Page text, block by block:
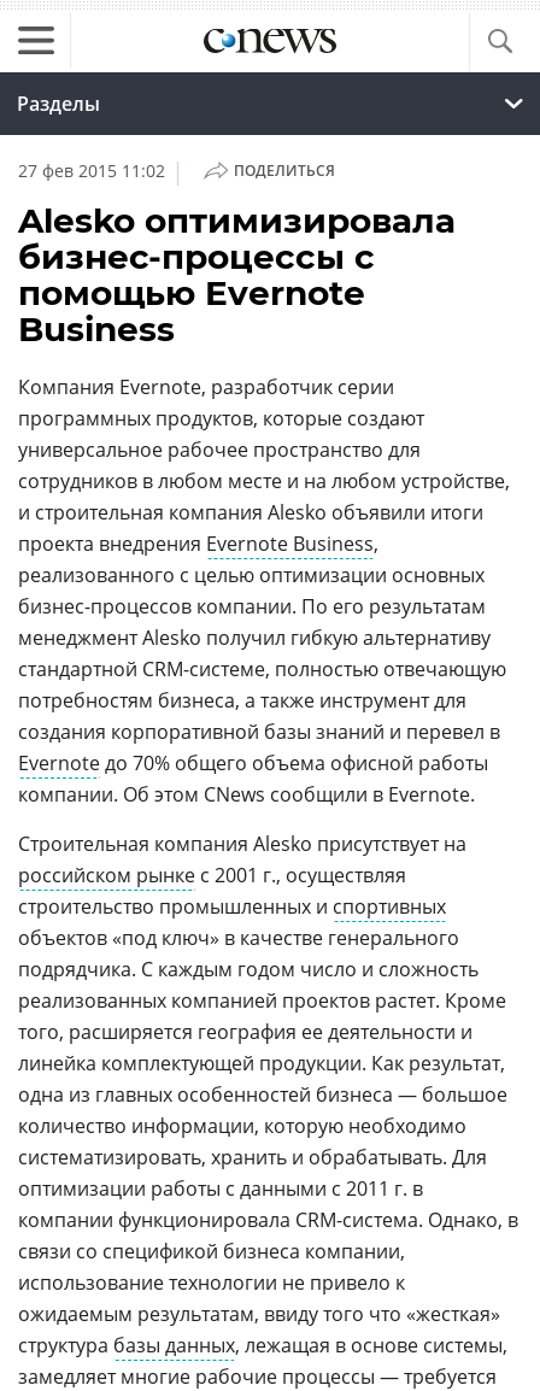
Разделы
27 фев 2015 11:02 | ПОДЕЛИТЬСЯ
Alesko оптимизировала
бизнес-процессы с
помощью Evernote
Business
Компания Evernote, разработчик серии
программных продуктов, которые создают
универсальное рабочее пространство для
сотрудников в любом месте и на любом устройстве,
и строительная компания Alesko объявили итоги
проекта внедрения Evernote Business,
реализованного с целью оптимизации основных
бизнес-процессов компании. По его результатам
менеджмент Alesko получил гибкую альтернативу
стандартной CRM-системе, полностью отвечающую
потребностям бизнеса, а также инструмент для
создания корпоративной базы знаний и перевел в
Evernoteдо 70% общего объема офисной работы
компании. Об этом CNews сообщили в Evernote.
Строительная компания Alesko присутствует на
российском рынке с 2001 г., осуществляя
строительство промышленных и спортивных
объектов «под ключ» в качестве генерального
подрядчика. С каждым годом число и сложность
реализованных компанией проектов растет. Кроме
того, расширяется география ее деятельности и
линейка комплектующей продукции. Как результат,
одна из главных особенностей бизнеса — большое
количество информации, которую необходимо
систематизировать, хранить и обрабатывать. Для
оптимизации работы с данными c 2011 г. в
компании функционировала CRM-система. Однако, в
связи со спецификой бизнеса компании,
использование технологии не привело к
ожидаемым результатам, ввиду того что «жесткая»
структура базы данных, лежащая в основе системы,
замедляет многие рабочие процессы — требуется